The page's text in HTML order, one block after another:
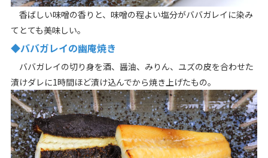
香ばしい味噌の香りと、味噌の程よい塩分がババガレイに染み
てとても美味しい。
◆ババガレイの幽庵焼き
ババガレイの切り身を酒、醤油、みりん、ユズの皮を合わせた
漬けダレに1時間ほど漬け込んでから焼き上げたもの。